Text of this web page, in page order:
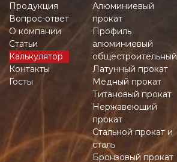
Продукция
Вопрос-ответ
О компании
Статьи
Калькулятор
Контакты
Госты
Алюминиевый
прокат
Профиль
алюминиевый
общестроительный
Латунный прокат
Медный прокат
Титановый прокат
Нержавеющий
прокат
Стальной прокат и
сталь
Бронзовый прокат